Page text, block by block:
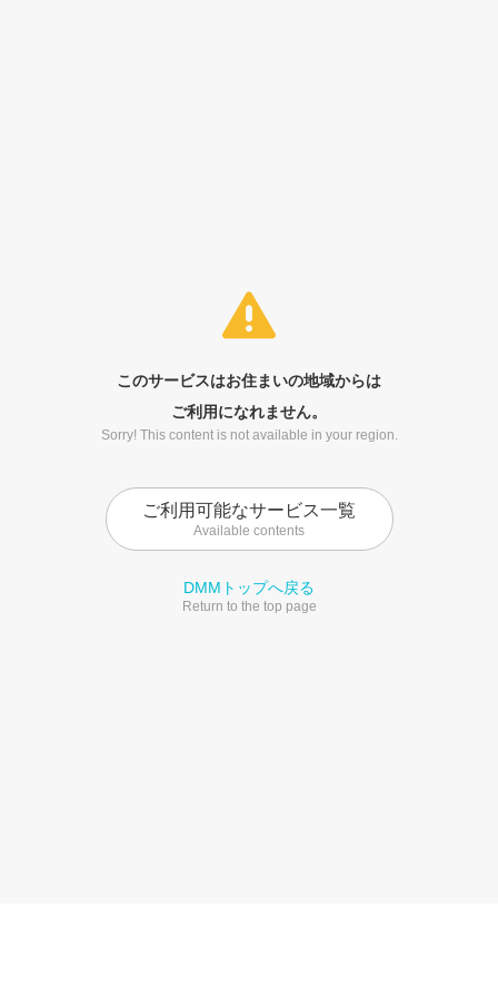
このサービスはお住まいの地域からは
ご利用になれません。
Sorry! This content is not available in your region.
ご利用可能なサービス一覧
Available contents
DMMトップへ戻る
Return to the top page